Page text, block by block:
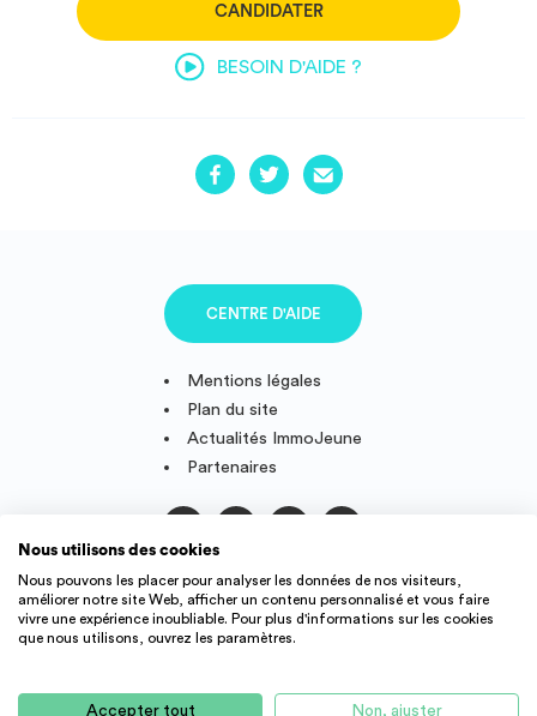
CANDIDATER
BESOIN D'AIDE ?
Mentions légales
Plan du site
Actualités ImmoJeune
Partenaires
CENTRE D'AIDE
Suivez-nous
France.
Nous utilisons des cookies
Nous pouvons les placer pour analyser les données de nos visiteurs,
améliorer notre site Web, afficher un contenu personnalisé et vous faire
vivre une expérience inoubliable. Pour plus d'informations sur les cookies
que nous utilisons, ouvrez les paramètres.
Accepter tout Non, ajuster